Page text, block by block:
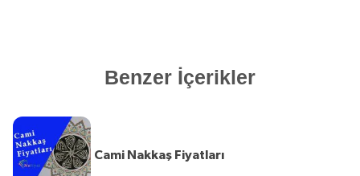
Benzer İçerikler
Cami Nakkaş Fiyatları